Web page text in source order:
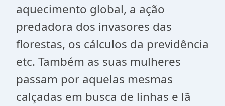
aquecimento global, a ação
predadora dos invasores das
florestas, os cálculos da previdência
etc. Também as suas mulheres
passam por aquelas mesmas
calçadas em busca de linhas e lã